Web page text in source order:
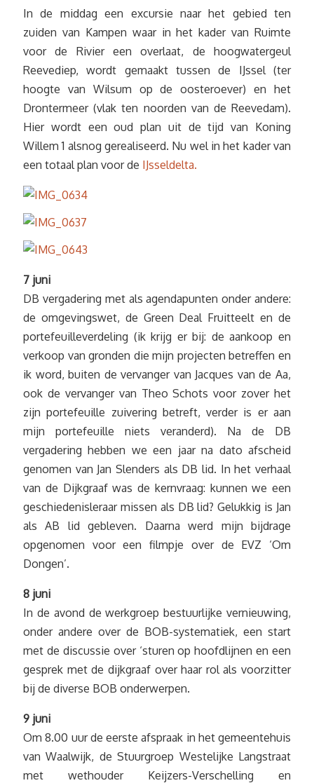
In de middag een excursie naar het gebied ten
zuiden van Kampen waar in het kader van Ruimte
voor de Rivier een overlaat, de hoogwatergeul
Reevediep, wordt gemaakt tussen de IJssel (ter
hoogte van Wilsum op de oosteroever) en het
Drontermeer (vlak ten noorden van de Reevedam).
Hier wordt een oud plan uit de tijd van Koning
Willem 1 alsnog gerealiseerd. Nu wel in het kader van
een totaal plan voor de IJsseldelta.
7 juni
DB vergadering met als agendapunten onder andere:
de omgevingswet, de Green Deal Fruitteelt en de
portefeuilleverdeling (ik krijg er bij: de aankoop en
verkoop van gronden die mijn projecten betreffen en
ik word, buiten de vervanger van Jacques van de Aa,
ook de vervanger van Theo Schots voor zover het
zijn portefeuille zuivering betreft, verder is er aan
mijn portefeuille niets veranderd). Na de DB
vergadering hebben we een jaar na dato afscheid
genomen van Jan Slenders als DB lid. In het verhaal
van de Dijkgraaf was de kernvraag: kunnen we een
geschiedenisleraar missen als DB lid? Gelukkig is Jan
als AB lid gebleven. Daarna werd mijn bijdrage
opgenomen voor een filmpje over de EVZ ‘Om
Dongen’.
8 juni
In de avond de werkgroep bestuurlijke vernieuwing,
onder andere over de BOB-systematiek, een start
met de discussie over ‘sturen op hoofdlijnen en een
gesprek met de dijkgraaf over haar rol als voorzitter
bij de diverse BOB onderwerpen.
9 juni
Om 8.00 uur de eerste afspraak in het gemeentehuis
van Waalwijk, de Stuurgroep Westelijke Langstraat
met wethouder Keijzers-Verschelling en